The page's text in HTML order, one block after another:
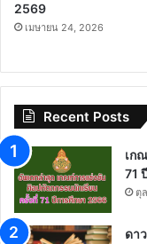
2569
เมษายน 24, 2026
Recent Posts
เก
71
ตุ
ดา